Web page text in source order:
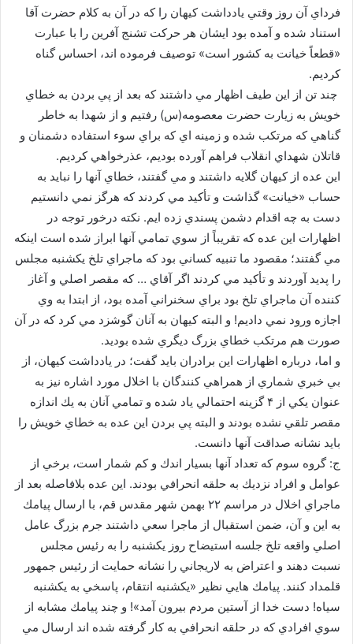
فرداي آن روز وقتي يادداشت كيهان را كه در آن به كلام حضرت آقا
استناد شده و آمده بود ايشان هر حركت تشنج آفرين را با عبارت
«قطعاً خيانت به كشور است» توصيف فرموده اند، احساس گناه
كرديم.
چند تن از اين طيف اظهار مي داشتند كه بعد از پي بردن به خطاي
خويش به زيارت حضرت معصومه(س) رفتيم و از شهدا به خاطر
گناهي كه مرتكب شده و زمينه اي كه براي سوء استفاده دشمنان و
قاتلان شهداي انقلاب فراهم آورده بوديم، عذرخواهي كرديم.
اين عده از كيهان گلايه داشتند و مي گفتند، خطاي آنها را نبايد به
حساب «خيانت» گذاشت و تأكيد مي كردند كه هرگز نمي دانستيم
دست به چه اقدام دشمن پسندي زده ايم. نكته درخور توجه در
اظهارات اين عده كه تقريباً از سوي تمامي آنها ابراز شده است اينكه
مي گفتند؛ مقصود ما تنبيه كساني بود كه ماجراي تلخ يكشنبه مجلس
را پديد آوردند و تأكيد مي كردند اگر آقاي … كه مقصر اصلي و آغاز
كننده آن ماجراي تلخ بود براي سخنراني آمده بود، از ابتدا به وي
اجازه ورود نمي داديم! و البته كيهان به آنان گوشزد مي كرد كه در آن
صورت هم مرتكب خطاي بزرگ ديگري شده بوديد.
و اما، درباره اظهارات اين برادران بايد گفت؛ در يادداشت كيهان، از
بي خبري شماري از همراهي كنندگان با اخلال مورد اشاره نيز به
عنوان يكي از ۴ گزينه احتمالي ياد شده و تمامي آنان به يك اندازه
مقصر تلقي نشده بودند و البته پي بردن اين عده به خطاي خويش را
بايد نشانه صداقت آنها دانست.
ج: گروه سوم كه تعداد آنها بسيار اندك و كم شمار است، برخي از
عوامل و افراد نزديك به حلقه انحرافي بودند. اين عده بلافاصله بعد از
ماجراي اخلال در مراسم ۲۲ بهمن شهر مقدس قم، با ارسال پيامك
به اين و آن، ضمن استقبال از ماجرا سعي داشتند جرم بزرگ عامل
اصلي واقعه تلخ جلسه استيضاح روز يكشنبه را به رئيس مجلس
نسبت دهند و اعتراض به لاريجاني را نشانه حمايت از رئيس جمهور
قلمداد كنند. پيامك هايي نظير «يكشنبه انتقام، پاسخي به يكشنبه
سياه! دست خدا از آستين مردم بيرون آمد»! و چند پيامك مشابه از
سوي افرادي كه در حلقه انحرافي به كار گرفته شده اند ارسال مي